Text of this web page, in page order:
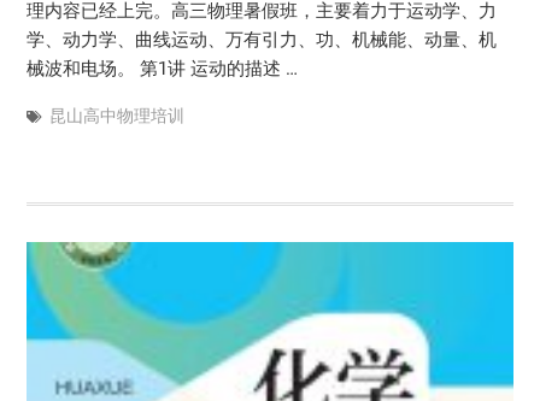
理内容已经上完。高三物理暑假班，主要着力于运动学、力
学、动力学、曲线运动、万有引力、功、机械能、动量、机
械波和电场。 第1讲 运动的描述 …
昆山高中物理培训